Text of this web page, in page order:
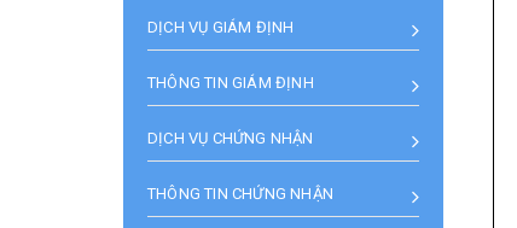
DỊCH VỤ GIÁM ĐỊNH
THÔNG TIN GIÁM ĐỊNH
DỊCH VỤ CHỨNG NHẬN
THÔNG TIN CHỨNG NHẬN